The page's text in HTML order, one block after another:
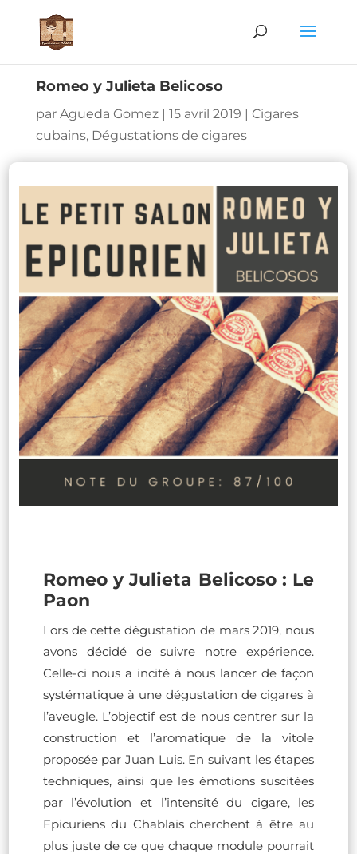
Romeo y Julieta Belicoso
par Agueda Gomez| 15 avril 2019 | Cigares
cubains, Dégustations de cigares
Romeo y Julieta Belicoso : Le
Paon
Lors de cette dégustation de mars 2019, nous
avons décidé de suivre notre expérience.
Celle-ci nous a incité à nous lancer de façon
systématique à une dégustation de cigares à
l’aveugle. L’objectif est de nous centrer sur la
construction et l’aromatique de la vitole
proposée par Juan Luis. En suivant les étapes
techniques, ainsi que les émotions suscitées
par l’évolution et l’intensité du cigare, les
Epicuriens du Chablais cherchent à être au
plus juste de ce que chaque module pourrait